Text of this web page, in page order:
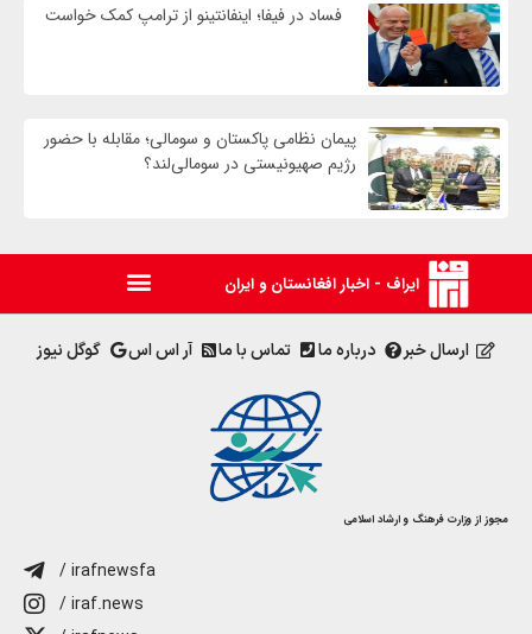
فساد در فیفا؛ اینفانتینو از ترامپ کمک خواست
پیمان نظامی پاکستان و سومالی؛ مقابله با حضور
رژيم صهیونیستی در سومالی‌لند؟
ایراف - اخبار افغانستان و ایران
ارسال خبر درباره ما تماس با ما آر اس اس گوگل نیوز
مجوز از وزارت فرهنگ و ارشاد اسلامی
/ irafnewsfa
/ iraf.news